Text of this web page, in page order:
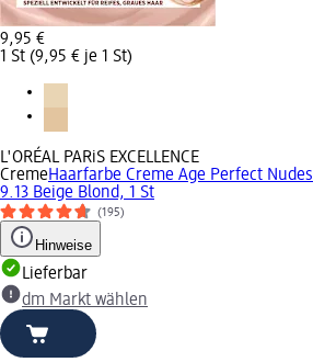
9,95 €
1 St (9,95 € je 1 St)
L'ORÉAL PARiS EXCELLENCE
CremeHaarfarbe Creme Age Perfect Nudes
9.13 Beige Blond, 1 St
(195)
Hinweise
Lieferbar
dm Markt wählen